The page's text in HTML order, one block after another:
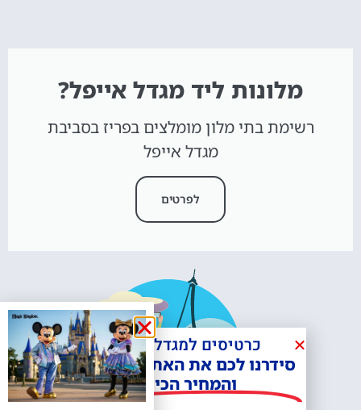
מלונות ליד מגדל אייפל?
רשימת בתי מלון מומלצים בפריז בסביבת
מגדל אייפל
לפרטים
כרטיסים למגדל אייפל?
סידרנו לכם את האתר הכי אמין -
והמחיר הכי זול!